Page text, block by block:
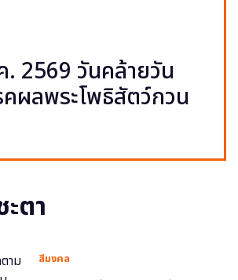
2569 วันคล้ายวัน
คผลพระโพธิสัตว์กวน
ตา
สีมงคล